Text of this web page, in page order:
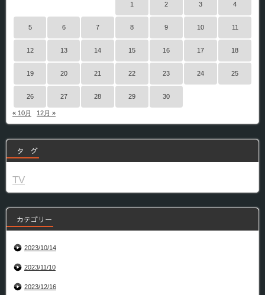
1 2 3 4
5 6 7 8 9 10 11
12 13 14 15 16 17 18
19 20 21 22 23 24 25
26 27 28 29 30
« 10月 12月 »
タ グ
TV
カテゴリー
2023/10/14
2023/11/10
2023/12/16